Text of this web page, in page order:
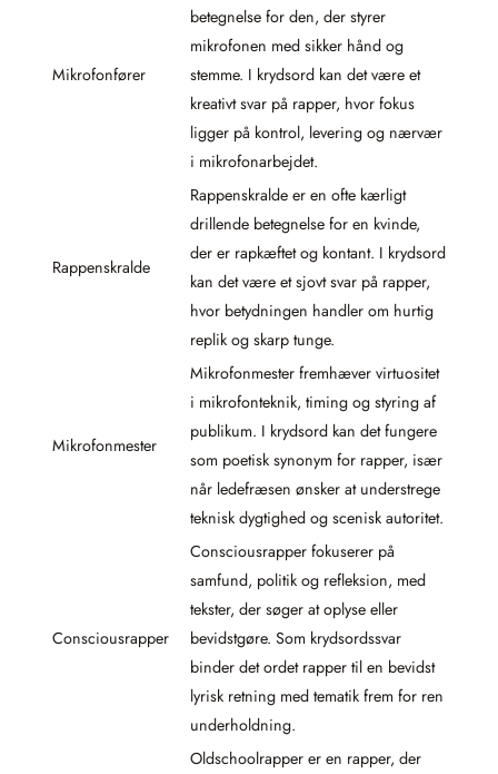
Mikrofonfører
betegnelse for den, der styrer
mikrofonen med sikker hånd og
stemme. I krydsord kan det være et
kreativt svar på rapper, hvor fokus
ligger på kontrol, levering og nærvær
i mikrofonarbejdet.
Rappenskralde
Rappenskralde er en ofte kærligt
drillende betegnelse for en kvinde,
der er rapkæftet og kontant. I krydsord
kan det være et sjovt svar på rapper,
hvor betydningen handler om hurtig
replik og skarp tunge.
Mikrofonmester
Mikrofonmester fremhæver virtuositet
i mikrofonteknik, timing og styring af
publikum. I krydsord kan det fungere
som poetisk synonym for rapper, især
når ledefræsen ønsker at understrege
teknisk dygtighed og scenisk autoritet.
Consciousrapper
Consciousrapper fokuserer på
samfund, politik og refleksion, med
tekster, der søger at oplyse eller
bevidstgøre. Som krydsordssvar
binder det ordet rapper til en bevidst
lyrisk retning med tematik frem for ren
underholdning.
Oldschoolrapper er en rapper, der